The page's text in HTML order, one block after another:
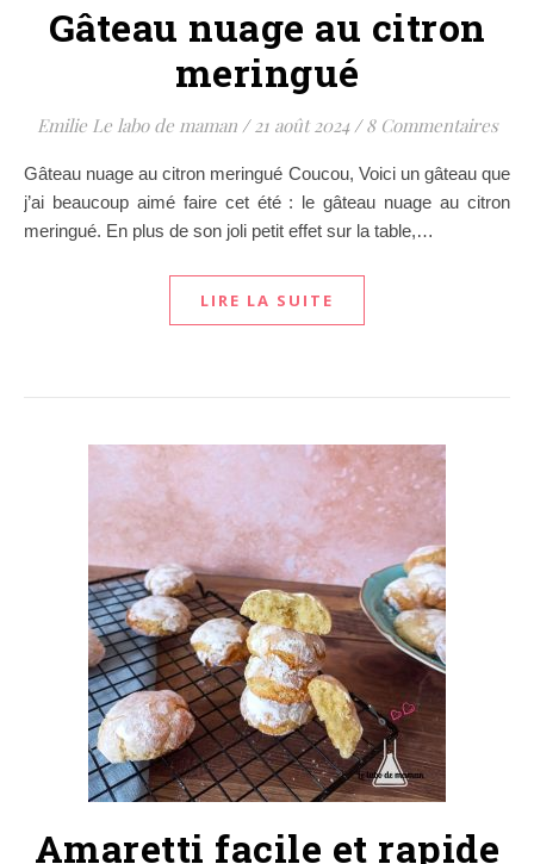
Gâteau nuage au citron
meringué
Emilie Le labo de maman / 21 août 2024 / 8 Commentaires
Gâteau nuage au citron meringué Coucou, Voici un gâteau que
j’ai beaucoup aimé faire cet été : le gâteau nuage au citron
meringué. En plus de son joli petit effet sur la table,…
LIRE LA SUITE
Amaretti facile et rapide